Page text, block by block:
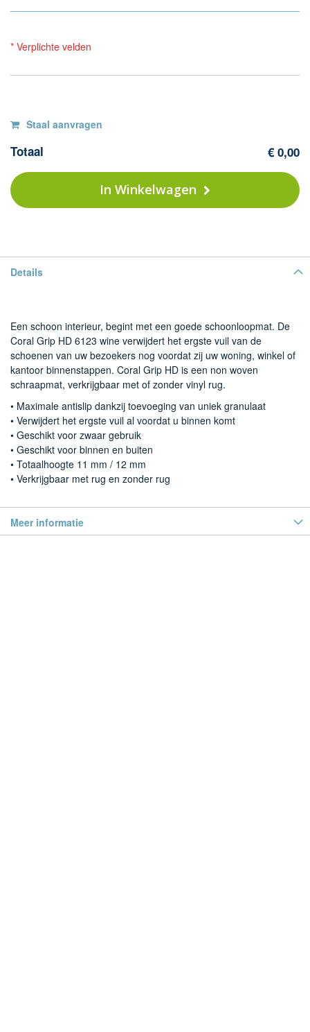
* Verplichte velden
Staal aanvragen
Op
Totaal € 0,00
In Winkelwagen
Details
Een schoon interieur, begint met een goede schoonloopmat. De
Coral Grip HD 6123 wine verwijdert het ergste vuil van de
schoenen van uw bezoekers nog voordat zij uw woning, winkel of
kantoor binnenstappen. Coral Grip HD is een non woven
schraapmat, verkrijgbaar met of zonder vinyl rug.
• Maximale antislip dankzij toevoeging van uniek granulaat
• Verwijdert het ergste vuil al voordat u binnen komt
• Geschikt voor zwaar gebruik
• Geschikt voor binnen en buiten
• Totaalhoogte 11 mm / 12 mm
• Verkrijgbaar met rug en zonder rug
Meer informatie